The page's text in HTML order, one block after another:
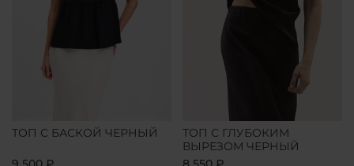
ТОП С БАСКОЙ ЧЕРНЫЙ
ТОП С ГЛУБОКИМ
ВЫРЕЗОМ ЧЕРНЫЙ